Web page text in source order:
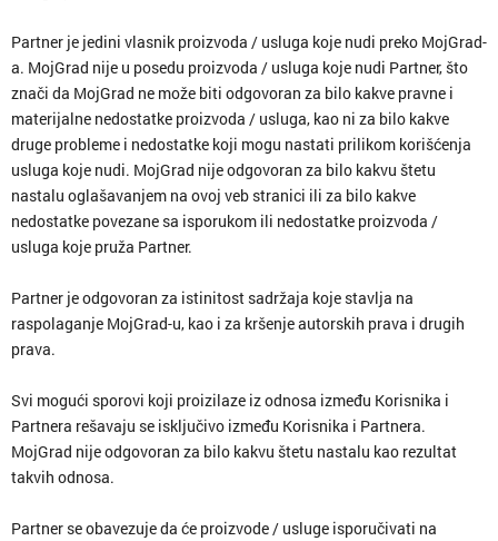
Partner je jedini vlasnik proizvoda / usluga koje nudi preko MojGrad-
a. MojGrad nije u posedu proizvoda / usluga koje nudi Partner, što
znači da MojGrad ne može biti odgovoran za bilo kakve pravne i
materijalne nedostatke proizvoda / usluga, kao ni za bilo kakve
druge probleme i nedostatke koji mogu nastati prilikom korišćenja
usluga koje nudi. MojGrad nije odgovoran za bilo kakvu štetu
nastalu oglašavanjem na ovoj veb stranici ili za bilo kakve
nedostatke povezane sa isporukom ili nedostatke proizvoda /
usluga koje pruža Partner.
Partner je odgovoran za istinitost sadržaja koje stavlja na
raspolaganje MojGrad-u, kao i za kršenje autorskih prava i drugih
prava.
Svi mogući sporovi koji proizilaze iz odnosa između Korisnika i
Partnera rešavaju se isključivo između Korisnika i Partnera.
MojGrad nije odgovoran za bilo kakvu štetu nastalu kao rezultat
takvih odnosa.
Partner se obavezuje da će proizvode / usluge isporučivati na